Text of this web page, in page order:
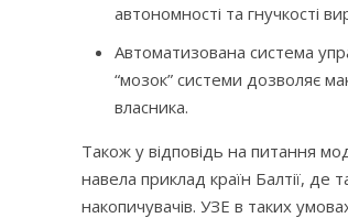
автономності та гнучкості
Автоматизована система
“мозок” системи дозволяє
власника.
Також у відповідь на питання
навела приклад країн Балтії, де
накопичувачів. УЗЕ в таких